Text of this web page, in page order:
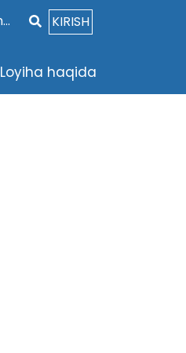
KIRISH
Loyiha haqida